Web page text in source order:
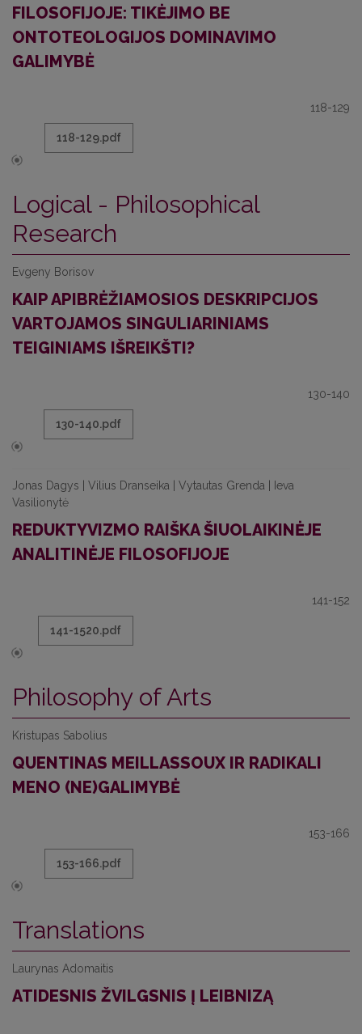
FILOSOFIJOJE: TIKĖJIMO BE
ONTOTEOLOGIJOS DOMINAVIMO
GALIMYBĖ
118-129
118-129.pdf
Logical - Philosophical
Research
Evgeny Borisov
KAIP APIBRĖŽIAMOSIOS DESKRIPCIJOS
VARTOJAMOS SINGULIARINIAMS
TEIGINIAMS IŠREIKŠTI?
130-140
130-140.pdf
Jonas Dagys | Vilius Dranseika | Vytautas Grenda | Ieva
Vasilionytė
REDUKTYVIZMO RAIŠKA ŠIUOLAIKINĖJE
ANALITINĖJE FILOSOFIJOJE
141-152
141-1520.pdf
Philosophy of Arts
Kristupas Sabolius
QUENTINAS MEILLASSOUX IR RADIKALI
MENO (NE)GALIMYBĖ
153-166
153-166.pdf
Translations
Laurynas Adomaitis
ATIDESNIS ŽVILGSNIS Į LEIBNIZĄ